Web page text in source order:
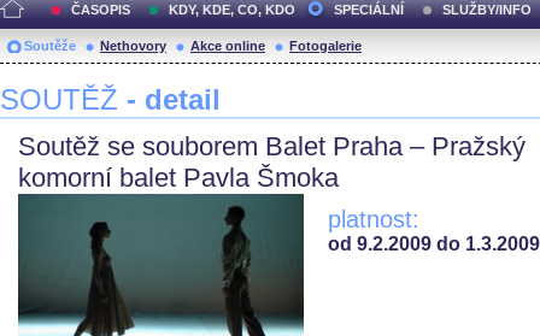
ČASOPIS KDY, KDE, CO, KDO SPECIÁLNÍ SLUŽBY/INFO
Soutěže Nethovory Akce online Fotogalerie
SOUTĚŽ - detail
Soutěž se souborem Balet Praha – Pražský
komorní balet Pavla Šmoka
platnost:
od 9.2.2009 do 1.3.2009